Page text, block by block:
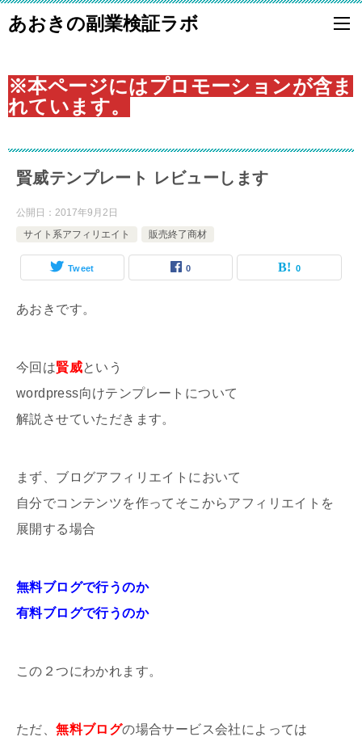
あおきの副業検証ラボ
※本ページにはプロモーションが含ま
れています。
賢威テンプレート レビューします
公開日： 2017年9月2日
サイト系アフィリエイト
販売終了商材
Tweet 0 0
あおきです。
今回は賢威という
wordpress向けテンプレートについて
解説させていただきます。
まず、ブログアフィリエイトにおいて
自分でコンテンツを作ってそこからアフィリエイトを
展開する場合
無料ブログで行うのか
有料ブログで行うのか
この２つにわかれます。
ただ、無料ブログの場合サービス会社によっては